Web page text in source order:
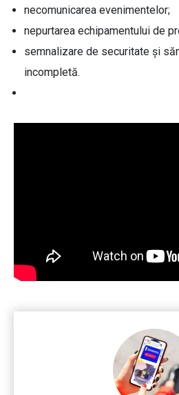
necomunicarea evenimentelor;
nepurtarea echipamentului de
semnalizare de securitate și
incompletă.